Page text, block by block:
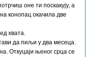
оне ти поскакују, а
конопац окачила две
хвата.
да пиљи у два месеца.
Откуцаји њеног срца се